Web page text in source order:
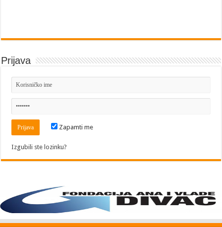
Prijava
Zapamti me
Izgubili ste lozinku?